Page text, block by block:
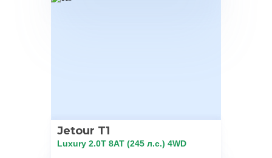
Jetour T1
Luxury 2.0T 8AT (245 л.с.) 4WD